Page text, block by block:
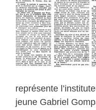
représente
jeune Gabriel